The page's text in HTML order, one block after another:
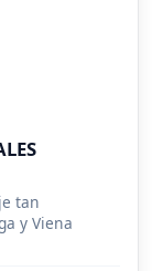
tan
y Viena